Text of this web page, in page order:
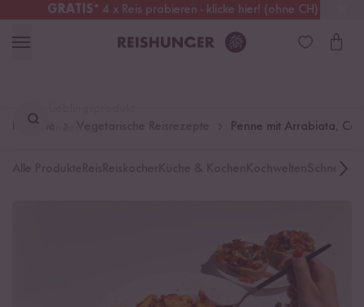
GRATIS* 4 x Reis probieren - klicke hier! (ohne CH)
Schweiz Alle Zölle & Steuern inklusive
finden ...
Rezepte Penne mit Arrabiata,
Schnelle